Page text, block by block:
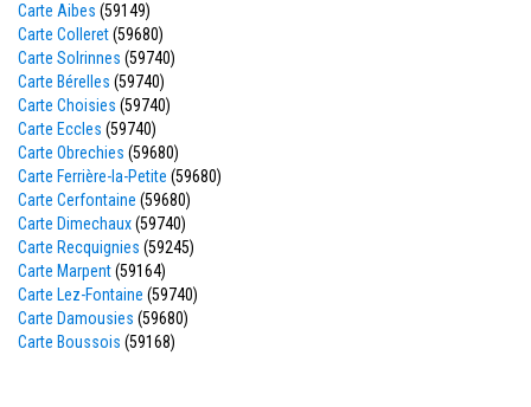
Carte Aibes (59149)
Carte Colleret(59680)
Carte Solrinnes (59740)
Carte Bérelles (59740)
Carte Choisies (59740)
Carte Eccles (59740)
Carte Obrechies (59680)
Carte Ferrière-la-Petite (59680)
Carte Cerfontaine (59680)
Carte Dimechaux(59740)
Carte Recquignies (59245)
Carte Marpent(59164)
Carte Lez-Fontaine (59740)
Carte Damousies (59680)
Carte Boussois (59168)